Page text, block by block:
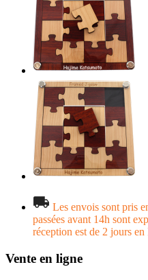
Les envois sont pris
passées avant 14h sont
réception est de 2 jours en
Vente en ligne